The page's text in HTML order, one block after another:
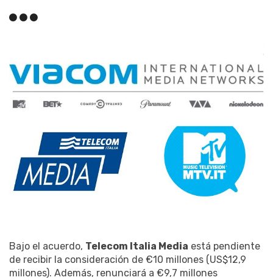
Bajo el acuerdo, Telecom Italia Media está pendiente
de recibir la consideración de €10 millones (US$12,9
millones). Además, renunciará a €9,7 millones